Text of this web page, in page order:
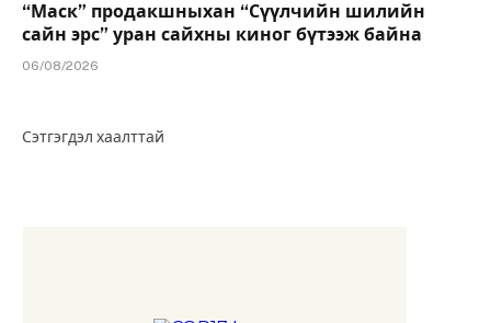
“Маск” продакшныхан “Сүүлчийн шилийн
сайн эрс” уран сайхны киног бүтээж байна
06/08/2026
Сэтгэгдэл хаалттай